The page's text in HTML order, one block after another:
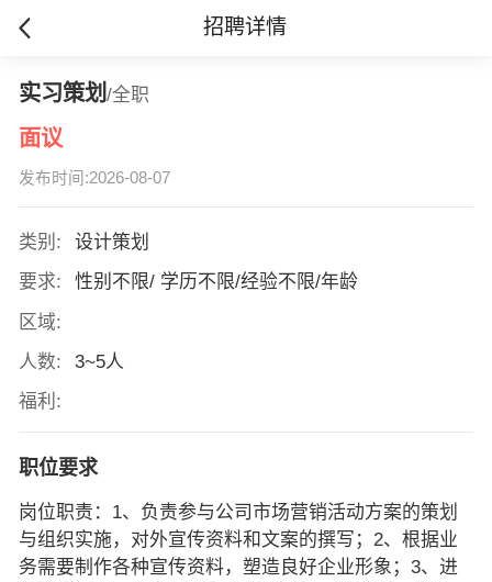
招聘详情
实习策划 /全职
面议
发布时间:2026-08-07
类别:
设计策划
要求:
性别不限/ 学历不限/经验不限/年龄
区域:
人数:
3~5人
福利:
职位要求
岗位职责：1、负责参与公司市场营销活动方案的策划
与组织实施，对外宣传资料和文案的撰写；2、根据业
务需要制作各种宣传资料，塑造良好企业形象；3、进